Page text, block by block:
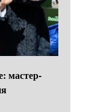
мастер-